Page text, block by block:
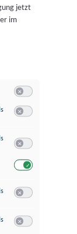
jetzt
im
zu Speichern von oder
zu Verwendung
zu Erstellung von
zu Verwendung von